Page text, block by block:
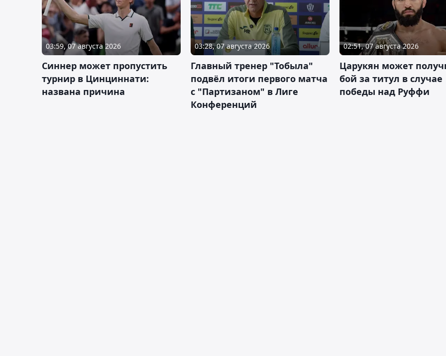
03:59, 07 августа 2026
Синнер может пропустить
турнир в Цинциннати:
названа причина
03:28, 07 августа 2026
Главный тренер "Тобыла"
подвёл итоги первого матча
с "Партизаном" в Лиге
Конференций
02:51, 07 августа 2026
Царукян может
бой за титул в случае
победы над Руффи